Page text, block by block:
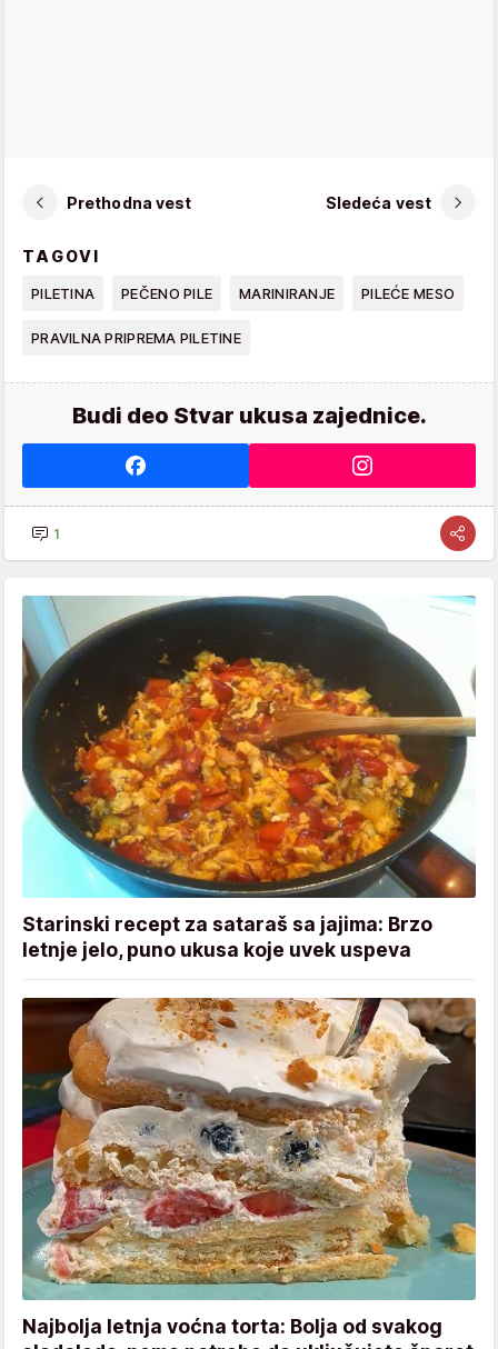
Prethodna vest Sledeća vest
TAGOVI
PILETINA PEČENO PILE MARINIRANJE PILEĆE MESO
PRAVILNA PRIPREMA PILETINE
Budi deo Stvar ukusa zajednice.
1
Starinski recept za sataraš sa jajima: Brzo
letnje jelo, puno ukusa koje uvek uspeva
Najbolja letnja voćna torta: Bolja od svakog